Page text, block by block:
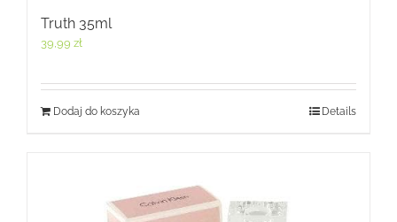
Truth 35ml
39,99 zł
Dodaj do koszyka Details